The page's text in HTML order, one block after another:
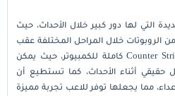
التي لها دور كبير خلال الأحداث، حيث
الروبوتات خلال المراحل المختلفة عقب
تحميل لعبة Counter Strike Condition Zero كاملة للكمبيوتر، حيث يمكن
حقيقي أثناء الأحداث، كما تستطيع أن
مما يجعلها توفر للاعب تجربة مميزة